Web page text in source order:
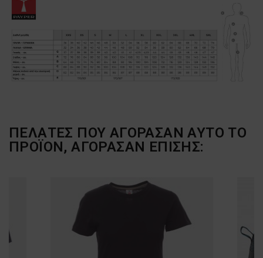
ΠΕΛΆΤΕΣ ΠΟΥ ΑΓΌΡΑΣΑΝ ΑΥΤΌ ΤΟ
ΠΡΟΪΌΝ, ΑΓΌΡΑΣΑΝ ΕΠΊΣΗΣ: